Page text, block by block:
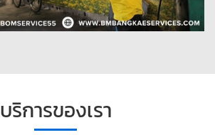
บริการของเรา